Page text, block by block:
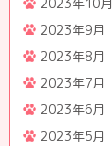
2023年10月
2023年9月
2023年8月
2023年7月
2023年6月
2023年5月